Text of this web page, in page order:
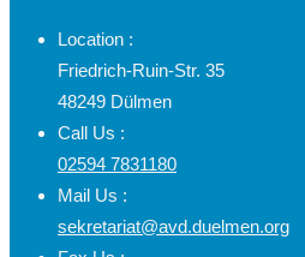
Location :
Friedrich-Ruin-Str. 35
48249 Dülmen
Call Us :
02594 7831180
Mail Us :
sekretariat@avd.duelmen.org